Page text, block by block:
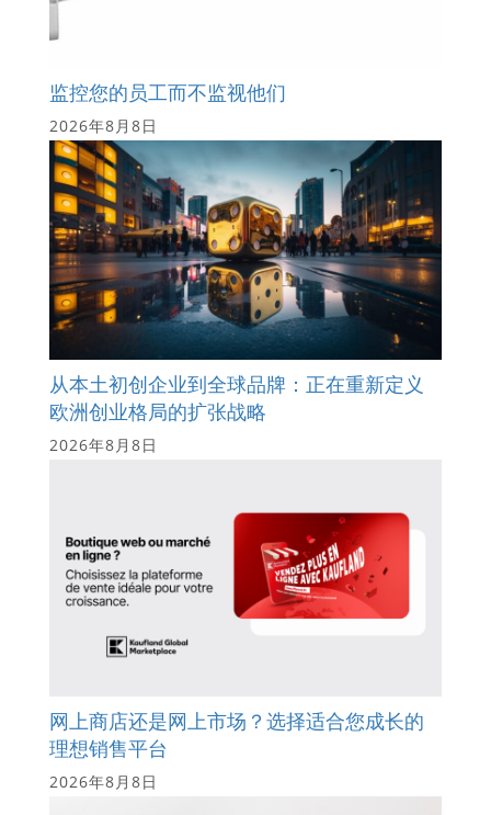
监控您的员工而不监视他们
2026年8月8日
从本土初创企业到全球品牌：正在重新定义
欧洲创业格局的扩张战略
2026年8月8日
网上商店还是网上市场？选择适合您成长的
理想销售平台
2026年8月8日